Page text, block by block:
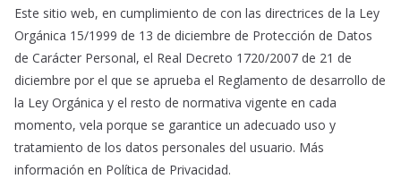
Este sitio web, en cumplimiento de con las directrices de la Ley
Orgánica 15/1999 de 13 de diciembre de Protección de Datos
de Carácter Personal, el Real Decreto 1720/2007 de 21 de
diciembre por el que se aprueba el Reglamento de desarrollo de
la Ley Orgánica y el resto de normativa vigente en cada
momento, vela porque se garantice un adecuado uso y
tratamiento de los datos personales del usuario. Más
información en Política de Privacidad.